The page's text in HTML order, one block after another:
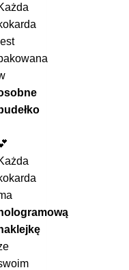
hologramową